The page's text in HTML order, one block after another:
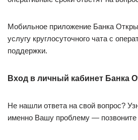
Мобильное приложение Банка
услугу круглосуточного чата с
поддержки.
Вход в личный кабинет Банка
Не нашли ответа на свой вопрос?
именно Вашу проблему — позвоните